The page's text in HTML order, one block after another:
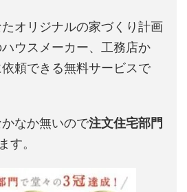
オリジナルの家づくり計画
ウスメーカー、工務店か
頼できる無料サービスで
なか無いので注文住宅部門
す。